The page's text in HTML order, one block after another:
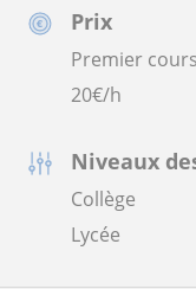
Prix
Premier
20€/h
Niveaux
Collège
Lycée